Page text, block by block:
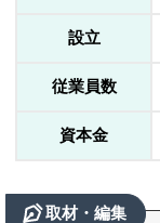
設立
従業員数
資本金
取材・編集